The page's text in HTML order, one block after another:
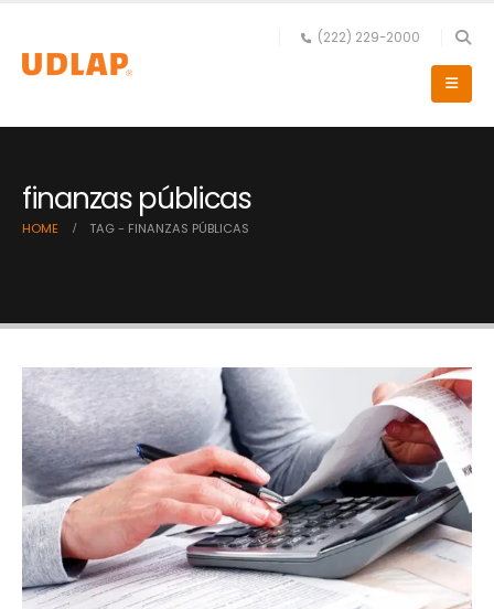
(222) 229-2000
finanzas públicas
HOME TAG - FINANZAS PÚBLICAS